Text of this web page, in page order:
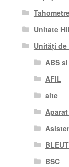
Tahometre
Unitate
Unități
ABS si
AFIL
alte
BSC